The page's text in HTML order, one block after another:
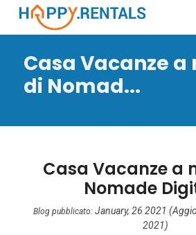
Casa Vacanze a
di Nomad...
Casa Vacanze a
Nomade
Blog pubblicato: January, 26 2021
2021)